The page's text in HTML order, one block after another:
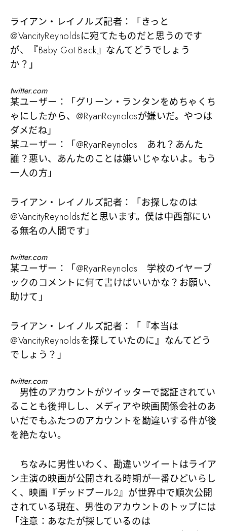
ライアン・レイノルズ記者：「きっと
@VancityReynoldsに宛てたものだと思うのです
が、『Baby Got Back』なんてどうでしょう
か？」
twitter.com
某ユーザー：「グリーン・ランタンをめちゃくち
ゃにしたから、@RyanReynoldsが嫌いだ。やつは
ダメだね」
某ユーザー：「@RyanReynolds あれ？あんた
誰？悪い、あんたのことは嫌いじゃないよ。もう
一人の方」
ライアン・レイノルズ記者：「お探しなのは
@VancityReynoldsだと思います。僕は中西部にい
る無名の人間です」
twitter.com
某ユーザー：「@RyanReynolds 学校のイヤーブ
ックのコメントに何て書けばいいかな？お願い、
助けて」
ライアン・レイノルズ記者：「『本当は
@VancityReynoldsを探していたのに』なんてどう
でしょう？」
twitter.com
男性のアカウントがツイッターで認証されてい
ることも後押しし、メディアや映画関係会社のあ
いだでもふたつのアカウントを勘違いする件が後
を絶たない。
ちなみに男性いわく、勘違いツイートはライア
ン主演の映画が公開される時期が一番ひどいらし
く、映画『デッドプール2』が世界中で順次公開
されている現在、男性のアカウントのトップには
「注意：あなたが探しているのは